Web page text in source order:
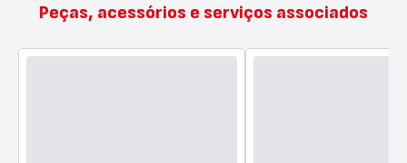
Peças, acessórios e serviços associados